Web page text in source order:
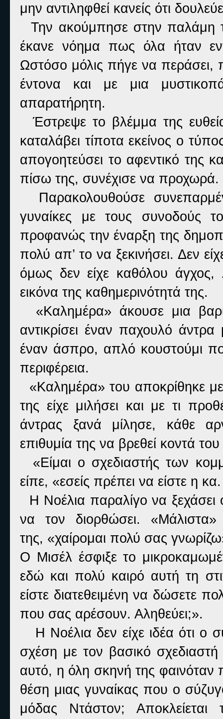
μην αντιληφθεί κανείς ότι
Την ακούμπησε στην παλάμη
έκανε νόημα πως όλα ήταν
Ωστόσο μόλις πήγε να περάσει,
έντονα και με μια
απαρατήρητη.
Έστρεψε το βλέμμα της
καταλάβει τίποτα εκείνος ο
απογοητεύσει το αφεντικό της
πίσω της, συνέχισε να προχωρά.
Παρακολουθούσε
γυναίκες με τους συνοδούς
προφανώς την έναρξη της
πολύ απ’ το να ξεκινήσει. Δεν
όμως δεν είχε καθόλου άγχος,
εικόνα της καθημερινότητά της.
«Καλημέρα» άκουσε μια
αντικρίσει έναν παχουλό
έναν άσπρο, απλό κουστούμι
περιφέρεια.
«Καλημέρα» του αποκρίθηκε
της είχε μιλήσει και με τι
άντρας ξανά μίλησε, κάθε
επιθυμία της να βρεθεί κοντά
«Είμαι ο σχεδιαστής των
είπε, «εσείς πρέπει να είστε η
Η Νοέλια παραλίγο να ξεχάσει
να τον διορθώσει.
της, «χαίρομαι πολύ σας
Ο Μισέλ έσφιξε το
εδώ και πολύ καιρό αυτή τη
είστε διατεθειμένη να δώσετε
που σας αρέσουν. Αληθεύει;».
Η Νοέλια δεν είχε ιδέα ότι ο
σχέση με τον βασικό
αυτό, η όλη σκηνή της
θέση μιας γυναίκας που ο
μόδας Ντάστον;